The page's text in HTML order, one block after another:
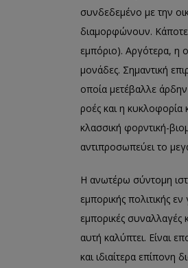
συνδεδεμένο με την
διαμορφώνουν. Κάποτε
εμπόριο). Αργότερα, η
μονάδες. Σημαντική
οποία μετέβαλλε
ροές και η
κλασσική φορντική-
αντιπροσωπεύει το
Η ανωτέρω σύντομη
εμπορικής πολιτικής
εμπορικές συναλλαγές
αυτή καλύπτει. Είναι
και ιδιαίτερα επίπονη